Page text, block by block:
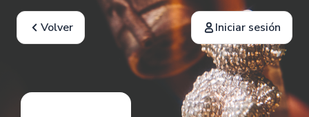
Volver Iniciar sesión